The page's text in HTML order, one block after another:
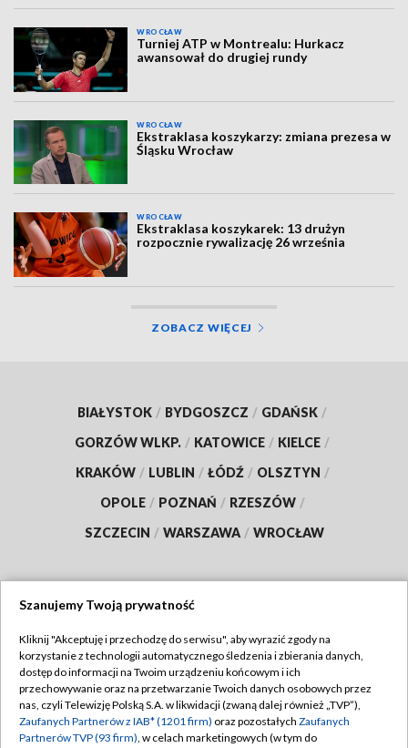
WROCŁAW
Turniej ATP w Montrealu: Hurkacz
awansował do drugiej rundy
WROCŁAW
Ekstraklasa koszykarzy: zmiana prezesa w
Śląsku Wrocław
WROCŁAW
Ekstraklasa koszykarek: 13 drużyn
rozpocznie rywalizację 26 września
ZOBACZ WIĘCEJ
BIAŁYSTOK / BYDGOSZCZ / GDAŃSK /
GORZÓW WLKP. / KATOWICE / KIELCE /
KRAKÓW / LUBLIN / ŁÓDŹ / OLSZTYN /
OPOLE / POZNAŃ / RZESZÓW /
SZCZECIN / WARSZAWA / WROCŁAW
TVP
Abonament TVP
Emisja w TVP
Regulamin TVP
Polityka prywatności
Szanujemy Twoją prywatność
Kliknij "Akceptuję i przechodzę do serwisu", aby wyrazić zgody na
korzystanie z technologii automatycznego śledzenia i zbierania danych,
dostęp do informacji na Twoim urządzeniu końcowym i ich
przechowywanie oraz na przetwarzanie Twoich danych osobowych przez
nas, czyli Telewizję Polską S.A. w likwidacji (zwaną dalej również „TVP”),
Zaufanych Partnerów z IAB* (1201 firm) oraz pozostałych Zaufanych
Partnerów TVP (93 firm), w celach marketingowych (w tym do